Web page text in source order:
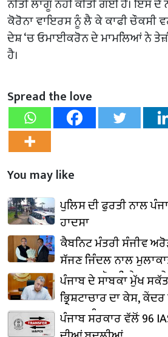
ਨੀਤੀ ਲਾਗੂ ਨਹੀਂ ਕੀਤੀ ਗਈ ਹੈ। ਇਸ ਦੇ
ਕੋਰੋਨਾ ਵਾਇਰਸ ਨੂੰ ਲੈ ਕੇ ਕਾਫੀ ਚੌਕਸੀ
ਦੇਸ਼ ‘ਚ ਓਮਾਈਕਰੋਨ ਦੇ ਮਾਮਲਿਆਂ ਨੇ
ਹੈ।
Spread the love
You may like
ਪੁਲਿਸ ਦੀ ਫੁਰਤੀ ਨਾਲ
ਹਾਦਸਾ
ਕੈਬਨਿਟ ਮੰਤਰੀ ਸੰਜੀਵ
ਸੱਜਣ ਜਿੰਦਲ ਨਾਲ
₹1,500 ਕਰੋੜ ਨਿਵੇਸ਼ ਦਾ
ਪੰਜਾਬ ਦੇ ਸਾਬਕਾ ਮੁੱਖ
ਭ੍ਰਿਸ਼ਟਾਚਾਰ ਦਾ ਕੇਸ,
ਪ੍ਰਵਾਨਗੀ
ਪੰਜਾਬ ਸਰਕਾਰ ਵੱਲੋਂ 96